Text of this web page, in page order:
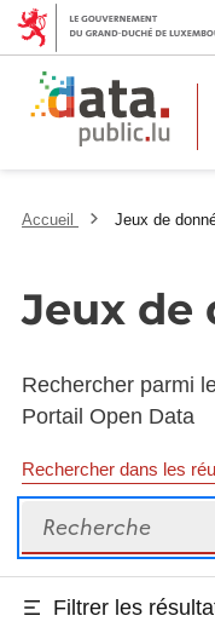
Accueil Jeux de
Jeux de
Rechercher parmi
Portail Open Data
Rechercher dans les
Recherche
Filtrer les